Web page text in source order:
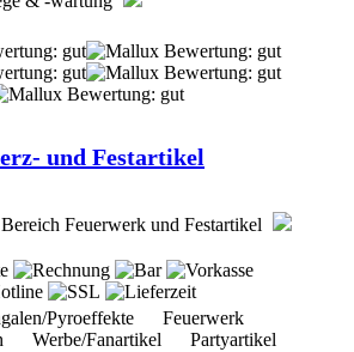
und Festartikel
Feuerwerk und Festartikel
Pyroeffekte Feuerwerk
Werbe/Fanartikel Partyartikel